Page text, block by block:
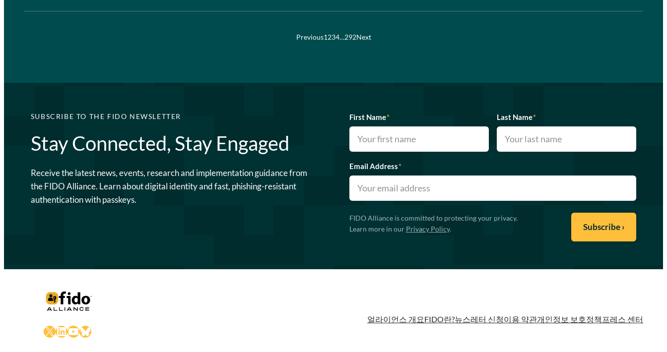
Previous1234…292Next
SUBSCRIBE TO THE FIDO NEWSLETTER
Stay Connected, Stay Engaged
Receive the latest news, events, research and implementation guidance from
the FIDO Alliance. Learn about digital identity and fast, phishing-resistant
authentication with passkeys.
First Name* Last Name*
Email Address*
FIDO Alliance is committed to protecting your privacy.
Learn more in our Privacy Policy.
X LinkedIn
YouTube
Bluesky
얼라이언스 개요FIDO란?뉴스레터 신청이용 약관개인정보 보호정책 프레스 센터